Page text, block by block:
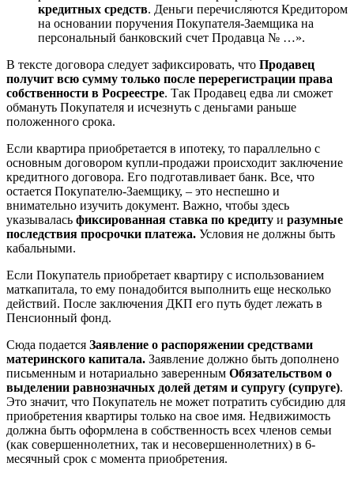
кредитных средств. Деньги перечисляются Кредитором
на основании поручения Покупателя-Заемщика на
персональный банковский счет Продавца № …».
В тексте договора следует зафиксировать, что Продавец
получит всю сумму только после перерегистрации права
собственности в Росреестре. Так Продавец едва ли сможет
обмануть Покупателя и исчезнуть с деньгами раньше
положенного срока.
Если квартира приобретается в ипотеку, то параллельно с
основным договором купли-продажи происходит заключение
кредитного договора. Его подготавливает банк. Все, что
остается Покупателю-Заемщику, – это неспешно и
внимательно изучить документ. Важно, чтобы здесь
указывалась фиксированная ставка по кредиту и разумные
последствия просрочки платежа. Условия не должны быть
кабальными.
Если Покупатель приобретает квартиру с использованием
маткапитала, то ему понадобится выполнить еще несколько
действий. После заключения ДКП его путь будет лежать в
Пенсионный фонд.
Сюда подается Заявление о распоряжении средствами
материнского капитала. Заявление должно быть дополнено
письменным и нотариально заверенным Обязательством о
выделении равнозначных долей детям и супругу (супруге).
Это значит, что Покупатель не может потратить субсидию для
приобретения квартиры только на свое имя. Недвижимость
должна быть оформлена в собственность всех членов семьи
(как совершеннолетних, так и несовершеннолетних) в 6-
месячный срок с момента приобретения.